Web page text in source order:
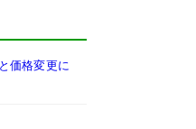
価格変更に